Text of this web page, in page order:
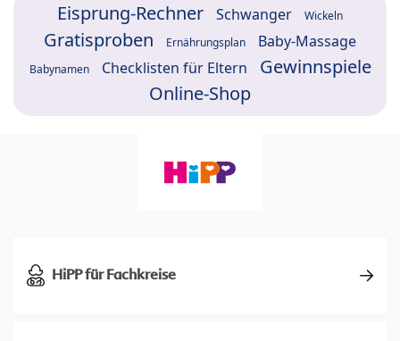
Eisprung-Rechner Schwanger Wickeln
Gratisproben Ernährungsplan Baby-Massage
Babynamen Checklisten für Eltern
Gewinnspiele
Online-Shop
HiPP für Fachkreise